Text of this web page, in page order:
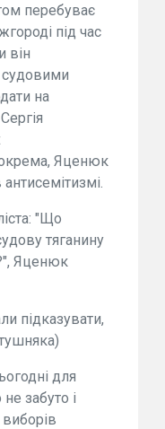
перебуває
під час
він
судовими
на
Яценюк
"Що
тяганину
Яценюк
підказувати,
для
забуто і
виборів